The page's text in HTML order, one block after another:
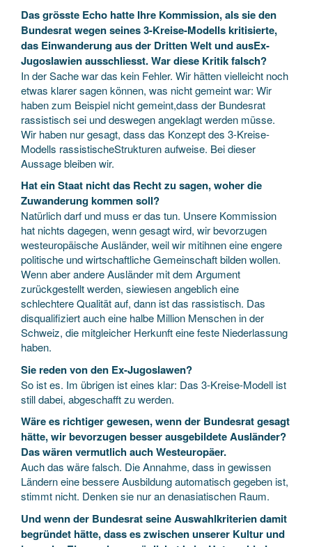
Das grösste Echo hatte Ihre Kommission, als sie den
Bundesrat wegen seines 3-Kreise-Modells kritisierte,
das Einwanderung aus der Dritten Welt und ausEx-
Jugoslawien ausschliesst. War diese Kritik falsch?
In der Sache war das kein Fehler. Wir hätten vielleicht noch
etwas klarer sagen können, was nicht gemeint war: Wir
haben zum Beispiel nicht gemeint,dass der Bundesrat
rassistisch sei und deswegen angeklagt werden müsse.
Wir haben nur gesagt, dass das Konzept des 3-Kreise-
Modells rassistischeStrukturen aufweise. Bei dieser
Aussage bleiben wir.
Hat ein Staat nicht das Recht zu sagen, woher die
Zuwanderung kommen soll?
Natürlich darf und muss er das tun. Unsere Kommission
hat nichts dagegen, wenn gesagt wird, wir bevorzugen
westeuropäische Ausländer, weil wir mitihnen eine engere
politische und wirtschaftliche Gemeinschaft bilden wollen.
Wenn aber andere Ausländer mit dem Argument
zurückgestellt werden, siewiesen angeblich eine
schlechtere Qualität auf, dann ist das rassistisch. Das
disqualifiziert auch eine halbe Million Menschen in der
Schweiz, die mitgleicher Herkunft eine feste Niederlassung
haben.
Sie reden von den Ex-Jugoslawen?
So ist es. Im übrigen ist eines klar: Das 3-Kreise-Modell ist
still dabei, abgeschafft zu werden.
Wäre es richtiger gewesen, wenn der Bundesrat gesagt
hätte, wir bevorzugen besser ausgebildete Ausländer?
Das wären vermutlich auch Westeuropäer.
Auch das wäre falsch. Die Annahme, dass in gewissen
Ländern eine bessere Ausbildung automatisch gegeben ist,
stimmt nicht. Denken sie nur an denasiatischen Raum.
Und wenn der Bundesrat seine Auswahlkriterien damit
begründet hätte, dass es zwischen unserer Kultur und